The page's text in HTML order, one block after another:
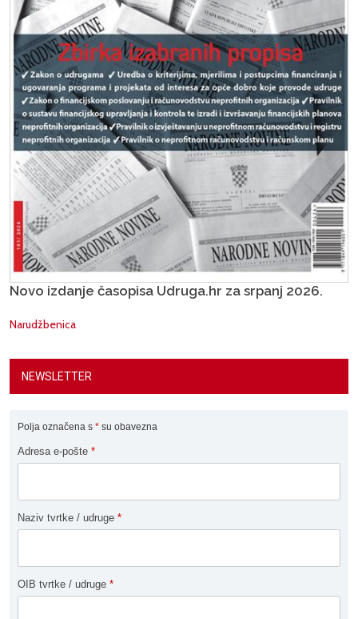
Novo izdanje časopisa Udruga.hr za srpanj 2026.
Narudžbenica
NEWSLETTER
Polja označena s * su obavezna
Adresa e-pošte *
Naziv tvrtke / udruge *
OIB tvrtke / udruge *